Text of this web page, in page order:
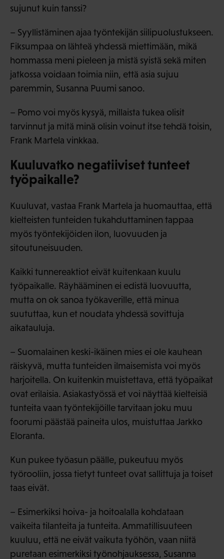
sujunut kuin tanssi?
– Syyllistäminen ajaa työntekijän siilipuolustukseen.
Fiksumpaa on lähteä yhdessä miettimään, mikä
hommassa meni pieleen ja mistä syistä sekä miten
jatkossa voidaan toimia niin, että asia sujuu
paremmin, Susanna Puumi sanoo.
– Pomo voi myös kysyä, millaista tukea olisit
tarvinnut ja mitä minä olisin voinut itse tehdä toisin,
Frank Martela vinkkaa.
Kuuluvatko negatiiviset tunteet
työpaikalle?
Kuuluvat, vastaa Frank Martela ja huomauttaa, että
kielteisten tunteiden tukahduttaminen tappaa
myös työntekijöiden ilon, luovuuden ja
sitoutuneisuuden.
Kaikki tunnereaktiot eivät kuitenkaan kuulu
työpaikalle. Räyhääminen ei edistä luovuutta,
mutta on ok sanoa työkaverille, että minua
suututtaa, kun et noudata yhdessä sovittuja
aikatauluja.
– Suomalainen keski-ikäinen mies ei ole kauhean
räiskyvä, mutta tunteiden ilmaisemista voi myös
harjoitella. On kuitenkin muistettava, että työpaikat
ovat erilaisia. Asiakastyössä et voi näyttää kielteisiä
tunteita vaan työntekijöille tarvitaan joku muu
foorumi päästää paineita ulos, muistuttaa Jarkko
Eloranta.
Kun pukee työasun päälle, pukeutuu myös
työrooliin, jossa tietyt tunteet ovat sallittuja ja toiset
taas eivät.
– Esimerkiksi hoiva- ja hoitoalalla kohdataan
vaikeita tilanteita ja tunteita. Ammatillisuuteen
kuuluu, että ne eivät vaikuta työhön, vaan niitä
puretaan esimerkiksi työnohjauksessa, Susanna